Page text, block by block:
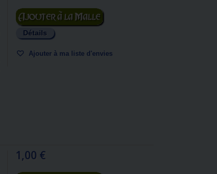
Ajouter au panier
Détails
Ajouter à ma liste d'envies
1,00 €